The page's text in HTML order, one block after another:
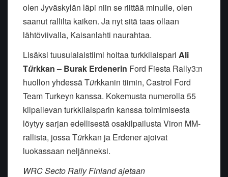
olen Jyväskylän läpi niin se riittää minulle, olen
saanut rallilta kaiken. Ja nyt sitä taas ollaan
lähtöviivalla, Kaisanlahti naurahtaa.
Lisäksi tuusulalaistiimi hoitaa turkkilaispari Ali
Türkkan – Burak Erdenerin Ford Fiesta Rally3:n
huollon yhdessä Türkkanin tiimin, Castrol Ford
Team Turkeyn kanssa. Kokemusta numerolla 55
kilpailevan turkkilaisparin kanssa toimimisesta
löytyy sarjan edellisestä osakilpailusta Viron MM-
rallista, jossa Türkkan ja Erdener ajoivat
luokassaan neljänneksi.
WRC Secto Rally Finland ajetaan